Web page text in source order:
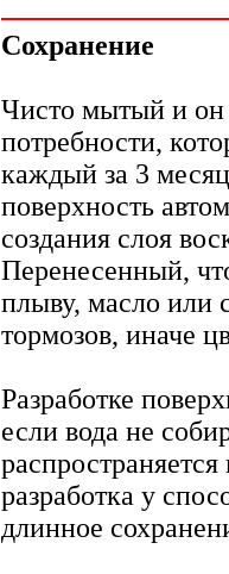
Сохранение
Чисто мытый и он
потребности,
каждый за 3
поверхность
создания слоя
Перенесенный,
плыву, масло или
тормозов, иначе
Разработке
если вода не
разработка у
длинное